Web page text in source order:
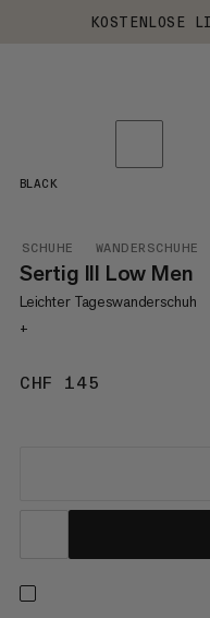
KOSTENLOSE
SCHUHE WANDERSCHUHE
Sertig III Low Men
Leichter Tageswanderschuh
+
CHF 145
BLACK